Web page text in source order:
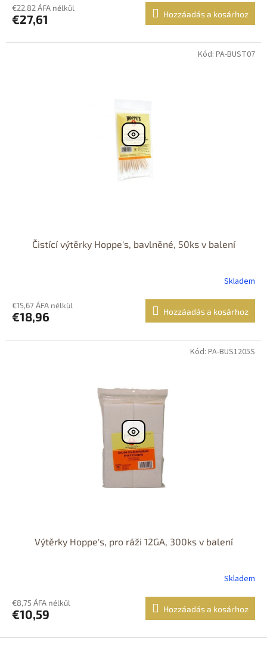
€22,82 ÁFA nélkül
€27,61 Hozzáadás a kosárhoz
Čistící výtěrky Hoppe's, bavlněné, 50ks v balení
Skladem
€15,67 ÁFA nélkül
€18,96 Hozzáadás a kosárhoz
Kód: PA-BUST07
Výtěrky Hoppe's, pro ráži 12GA, 300ks v balení
Skladem
€8,75 ÁFA nélkül
€10,59 Hozzáadás a kosárhoz
Kód: PA-BUS1205S